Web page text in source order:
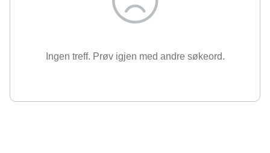
Ingen treff. Prøv igjen med andre søkeord.